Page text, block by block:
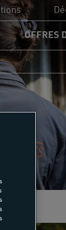
du sport
OFFRES